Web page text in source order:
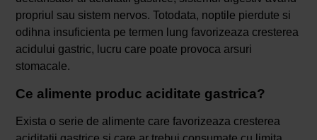
propriul sau sistem nervos. Totodata, noptile pierdute si
odihna insuficienta pe termen lung favorizeaza cresterea
acidului gastric, lucru care poate provoca arsuri
stomacale.
Ce alimente produc aciditate gastrica?
Exista o serie de alimente care favorizeaza cresterea